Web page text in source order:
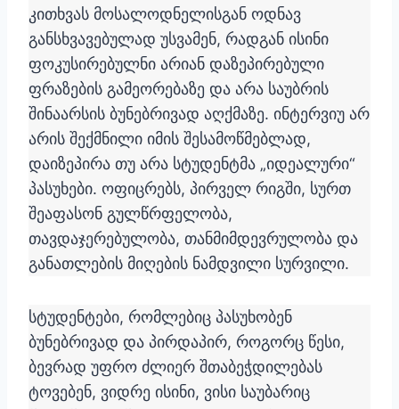
კითხვას მოსალოდნელისგან ოდნავ
განსხვავებულად უსვამენ, რადგან ისინი
ფოკუსირებულნი არიან დაზეპირებული
ფრაზების გამეორებაზე და არა საუბრის
შინაარსის ბუნებრივად აღქმაზე. ინტერვიუ არ
არის შექმნილი იმის შესამოწმებლად,
დაიზეპირა თუ არა სტუდენტმა „იდეალური“
პასუხები. ოფიცრებს, პირველ რიგში, სურთ
შეაფასონ გულწრფელობა,
თავდაჯერებულობა, თანმიმდევრულობა და
განათლების მიღების ნამდვილი სურვილი.
სტუდენტები, რომლებიც პასუხობენ
ბუნებრივად და პირდაპირ, როგორც წესი,
ბევრად უფრო ძლიერ შთაბეჭდილებას
ტოვებენ, ვიდრე ისინი, ვისი საუბარიც